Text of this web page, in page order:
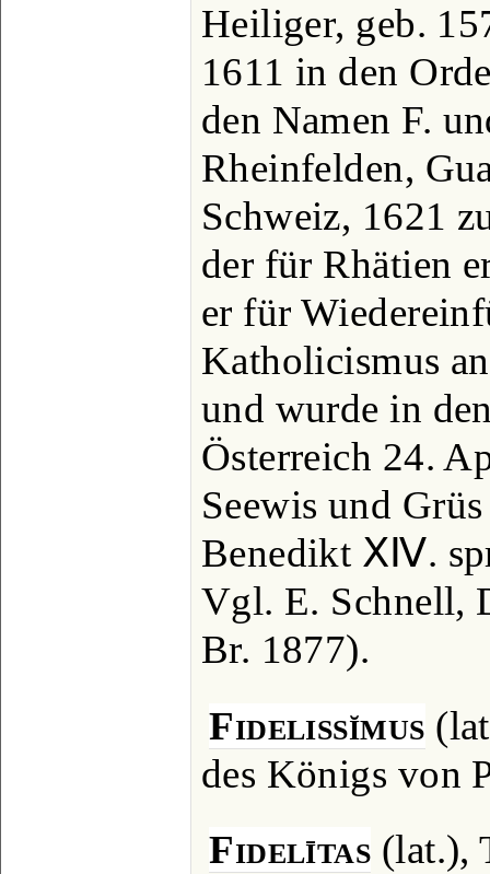
Heiliger, geb.
1611 in den
den Namen F.
Rheinfelden,
Schweiz, 1621
der für Rhätien
er für
Katholicismus
und wurde in
Österreich 24.
Seewis und
Benedikt ⅩⅣ.
Vgl. E. Schnell,
Br. 1877).
Fidelissĭmus
des Königs von
Fidelītas (lat.),